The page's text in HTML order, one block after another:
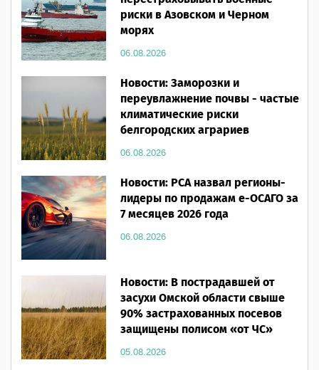
риски в Азовском и Черном
морях
06.08.2026
Новости: Заморозки и
переувлажнение почвы - частые
климатические риски
белгородских аграриев
06.08.2026
Новости: РСА назвал регионы-
лидеры по продажам е-ОСАГО за
7 месяцев 2026 года
06.08.2026
Новости: В пострадавшей от
засухи Омской области свыше
90% застрахованных посевов
защищены полисом «от ЧС»
05.08.2026